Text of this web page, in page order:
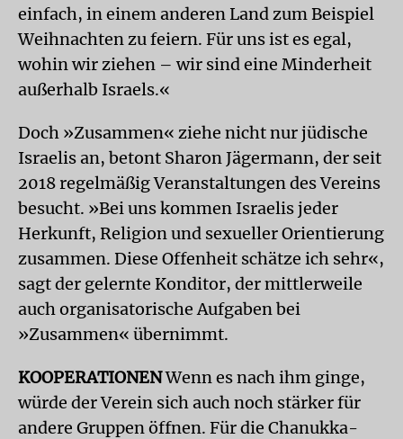
einfach, in einem anderen Land zum Beispiel
Weihnachten zu feiern. Für uns ist es egal,
wohin wir ziehen – wir sind eine Minderheit
außerhalb Israels.«
Doch »Zusammen« ziehe nicht nur jüdische
Israelis an, betont Sharon Jägermann, der seit
2018 regelmäßig Veranstaltungen des Vereins
besucht. »Bei uns kommen Israelis jeder
Herkunft, Religion und sexueller Orientierung
zusammen. Diese Offenheit schätze ich sehr«,
sagt der gelernte Konditor, der mittlerweile
auch organisatorische Aufgaben bei
»Zusammen« übernimmt.
KOOPERATIONENWenn es nach ihm ginge,
würde der Verein sich auch noch stärker für
andere Gruppen öffnen. Für die Chanukka-